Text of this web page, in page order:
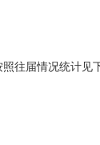
往届情况统计见